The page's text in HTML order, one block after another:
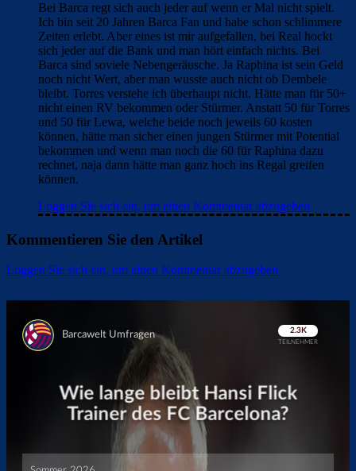
Bei Barca regt sich auch jeder auf wenn er Mal nicht spielt.
Ich bin seit 20 Jahren Barca Fan und habe schon schlimmere
Zeiten erlebt. Aber eines ist mir aufgefallen, bei Real hockt
sich jeder auf die Bank und man hört einfach nichts. Bei
Barca sind soviele Nebengeräusche. Ja Raphina ist sein Geld
noch nicht Wert, aber man wusste auch nicht ob Dembele
bleibt. Torres verstehe ich überhaupt nicht. Hätte man für 50+
nicht einen RV bekommen oder Stürmer. Anstatt 50 für Torres
und 50 für Lewa, welche beide noch jeweils 60 kosten
können, hätte man sicher einen jungen Stürmer mit Potential
bekommen und wenn man noch die 60 für Raphina dazu
rechnet, naja dann hätte man ganz hoch ins Regal greifen
können.
Loggen Sie sich ein, um einen Kommentar abzugeben
Kommentieren Sie den Artikel
Loggen Sie sich ein, um einen Kommentar abzugeben
Überspringen